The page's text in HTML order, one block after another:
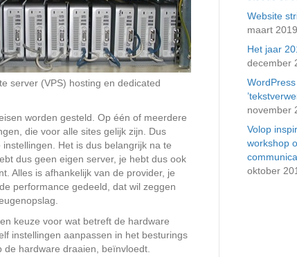
server (VPS) hosting en dedicated
worden gesteld. Op één of meerdere
die voor alle sites gelijk zijn. Dus
Het is dus belangrijk na te
dus geen eigen server, je hebt dus ook
Alles is afhankelijk van de provider, je
performance gedeeld, dat wil zeggen
keuze voor wat betreft de hardware
instellingen aanpassen in het besturings
hardware draaien, beïnvloedt.
Website
maart 2019
Het jaar
december
november
Volop
workshop
oktober